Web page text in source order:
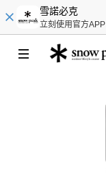
雪諾必克
立刻使用官方APP